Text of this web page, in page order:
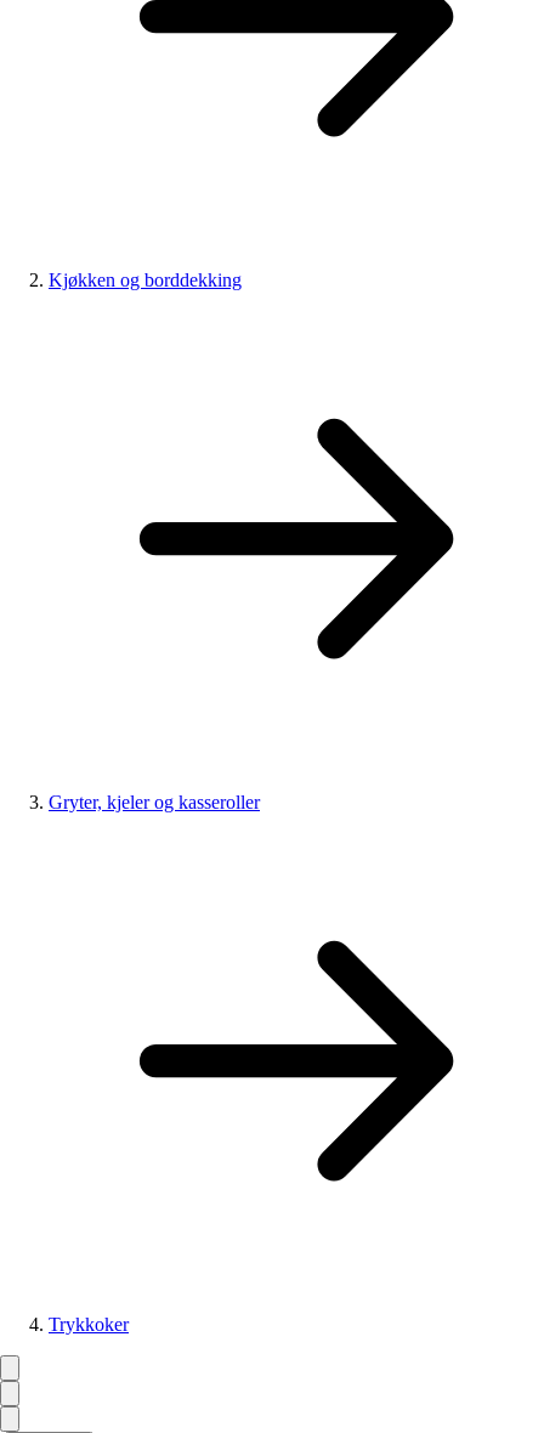
Kjøkken og borddekking
Gryter, kjeler og kasseroller
Trykkoker